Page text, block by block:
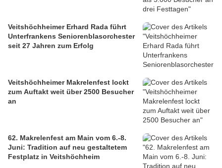
Veitshöchheimer Erhard Rada führt
Unterfrankens Seniorenblasorchester
seit 27 Jahren zum Erfolg
Veitshöchheimer Makrelenfest lockt
zum Auftakt weit über 2500 Besucher
an
62. Makrelenfest am Main vom 6.-8.
Juni: Tradition auf neu gestaltetem
Festplatz in Veitshöchheim